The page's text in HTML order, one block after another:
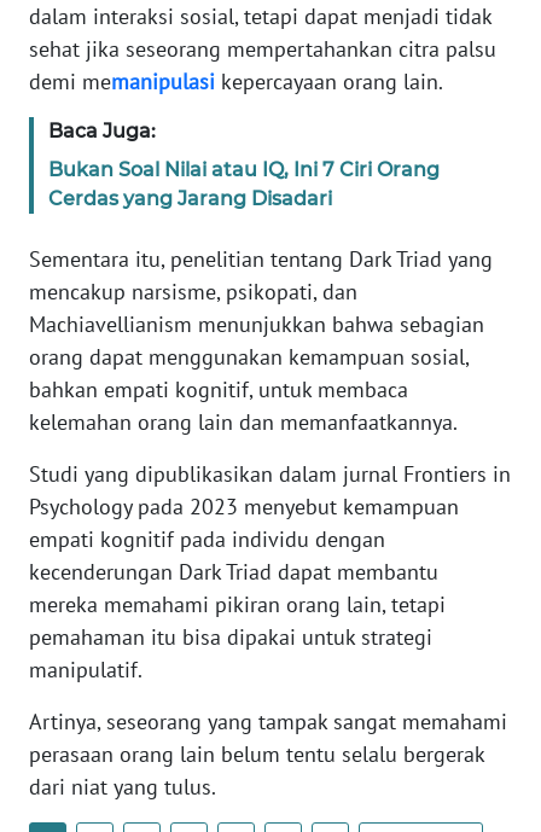
dalam interaksi sosial, tetapi dapat menjadi tidak
sehat jika seseorang mempertahankan citra palsu
demi memanipulasi kepercayaan orang lain.
Baca Juga:
Bukan Soal Nilai atau IQ, Ini 7 Ciri Orang
Cerdas yang Jarang Disadari
Sementara itu, penelitian tentang Dark Triad yang
mencakup narsisme, psikopati, dan
Machiavellianism menunjukkan bahwa sebagian
orang dapat menggunakan kemampuan sosial,
bahkan empati kognitif, untuk membaca
kelemahan orang lain dan memanfaatkannya.
Studi yang dipublikasikan dalam jurnal Frontiers in
Psychology pada 2023 menyebut kemampuan
empati kognitif pada individu dengan
kecenderungan Dark Triad dapat membantu
mereka memahami pikiran orang lain, tetapi
pemahaman itu bisa dipakai untuk strategi
manipulatif.
Artinya, seseorang yang tampak sangat memahami
perasaan orang lain belum tentu selalu bergerak
dari niat yang tulus.
WN
SUMUT
WN
JAKARTA
BANTEN
WN
NTT
WN
KEPRI
WN
PAPUA
WN
BARAT
WN